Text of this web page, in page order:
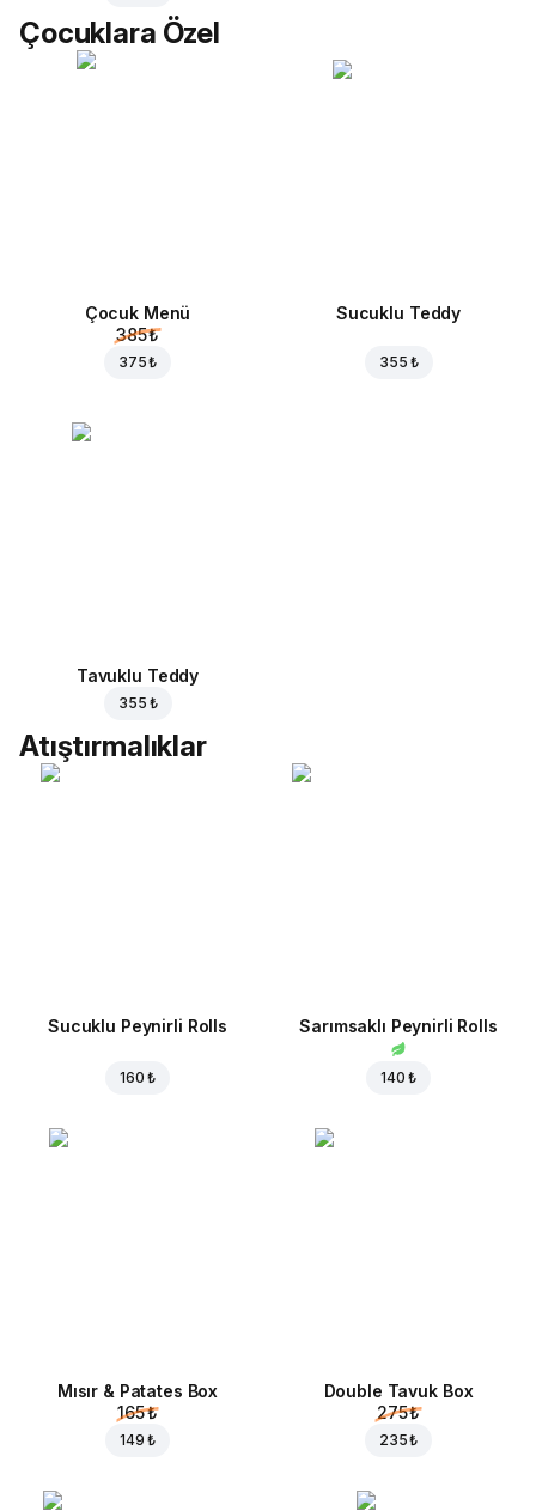
Çocuklara Özel
Çocuk Menü
385 ₺
375 ₺
Sucuklu Teddy
355 ₺
Tavuklu Teddy
355 ₺
Atıştırmalıklar
Sucuklu Peynirli Rolls
160 ₺
Sarımsaklı Peynirli Rolls
140 ₺
Mısır & Patates Box
165 ₺
149 ₺
Double Tavuk Box
275 ₺
235 ₺